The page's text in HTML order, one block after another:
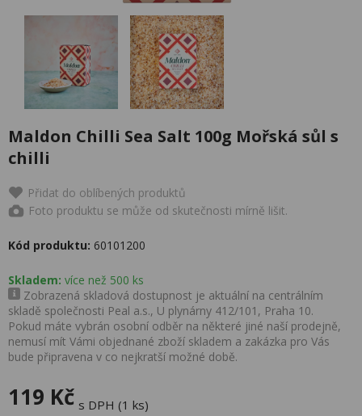
Maldon Chilli Sea Salt 100g Mořská sůl s
chilli
Přidat do oblíbených produktů
Foto produktu se může od skutečnosti mírně lišit.
Kód produktu: 60101200
Skladem: více než 500 ks
Zobrazená skladová dostupnost je aktuální na centrálním
skladě společnosti Peal a.s., U plynárny 412/101, Praha 10.
Pokud máte vybrán osobní odběr na některé jiné naší prodejně,
nemusí mít Vámi objednané zboží skladem a zakázka pro Vás
bude připravena v co nejkratší možné době.
119 Kč s DPH (1 ks)